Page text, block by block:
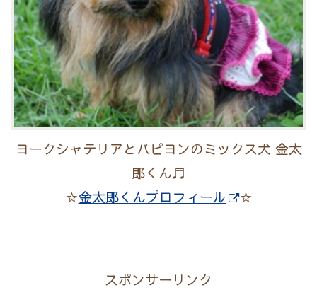
ヨークシャテリアとパピヨンのミックス犬 金太
郎くん♬
☆金太郎くんプロフィール ☆
スポンサーリンク